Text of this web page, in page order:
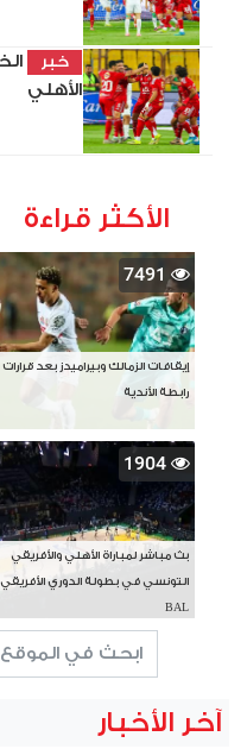
خبر
الأهلي
الأكثر قراءة
7491
إيقافات الزمالك وبيراميدز بعد قرارات
رابطة الأندية
1904
بث مباشر لمباراة الأهلي والأفريقي
التونسي في بطولة الدوري الأفريقي
BAL
آخر الأخبار